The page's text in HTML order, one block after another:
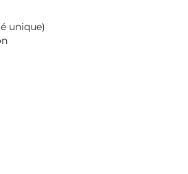
unique)